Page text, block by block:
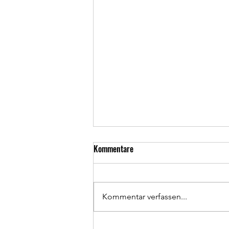
Wir suchen Tennis-Coaches!
Kommentare
Kommentar verfassen...